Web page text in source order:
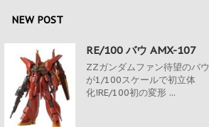
NEW POST
RE/100 バウ AMX-107
ZZガンダムファン待望のバウ
が1/100スケールで初立体
化!RE/100初の変形 ...